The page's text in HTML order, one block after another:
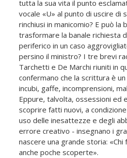
tutta la sua vita il punto
vocale «U» al punto di uscire di
rinchiusi in manicomio? E può la
trasformare la banale richiesta
periferico in un caso
persino il ministro? I tre brevi
Tarchetti e De Marchi riuniti in
confermano che la scrittura è
incubi, gaffe, incomprensioni,
Eppure, talvolta, ossessioni ed
scoprire fatti nuovi, a
uso delle inesattezze e degli
errore creativo - insegnano i
nascere una grande storia:
anche poche scoperte».